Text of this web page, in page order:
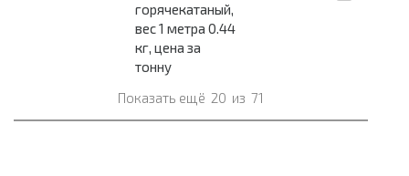
горячекатаный,
вес 1 метра 0.44
кг, цена за
тонну
Показать ещё 20 из 71